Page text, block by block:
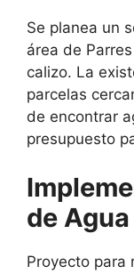
Se planea un
área de
calizo. La
parcelas
de encontrar
presupuesto
de
Proyecto para